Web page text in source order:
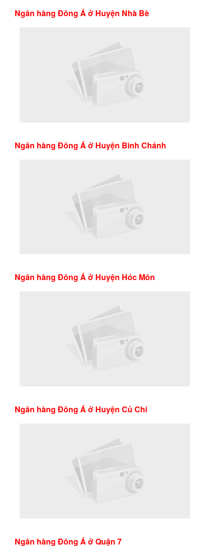
Ngân hàng Đông Á ở Huyện Nhà Bè
Ngân hàng Đông Á ở Huyện Bình Chánh
Ngân hàng Đông Á ở Huyện Hóc Môn
Ngân hàng Đông Á ở Huyện Củ Chi
Ngân hàng Đông Á ở Quận 7